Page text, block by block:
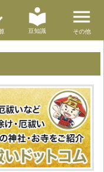
豆知識 その他